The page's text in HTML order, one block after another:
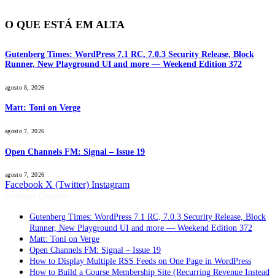
O QUE ESTÁ EM ALTA
Gutenberg Times: WordPress 7.1 RC, 7.0.3 Security Release, Block
Runner, New Playground UI and more — Weekend Edition 372
agosto 8, 2026
Matt: Toni on Verge
agosto 7, 2026
Open Channels FM: Signal – Issue 19
agosto 7, 2026
Facebook X (Twitter) Instagram
Gutenberg Times: WordPress 7.1 RC, 7.0.3 Security Release, Block
Runner, New Playground UI and more — Weekend Edition 372
Matt: Toni on Verge
Open Channels FM: Signal – Issue 19
How to Display Multiple RSS Feeds on One Page in WordPress
How to Build a Course Membership Site (Recurring Revenue Instead